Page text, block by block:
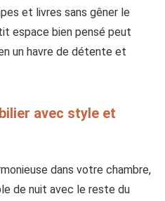
et livres sans gêner le
espace bien pensé peut
un havre de détente et
avec style et
dans votre chambre,
de nuit avec le reste du